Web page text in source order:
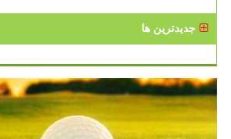
جدیدترین ها